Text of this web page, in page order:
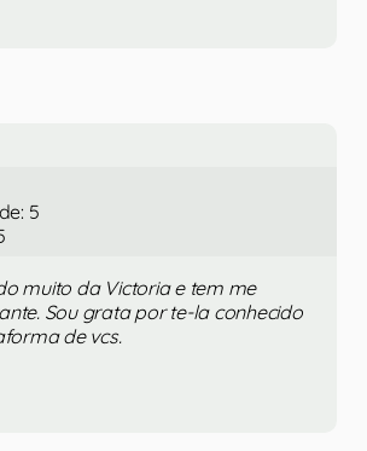
5
muito da Victoria e tem me
Sou grata por te-la conhecido
de vcs.